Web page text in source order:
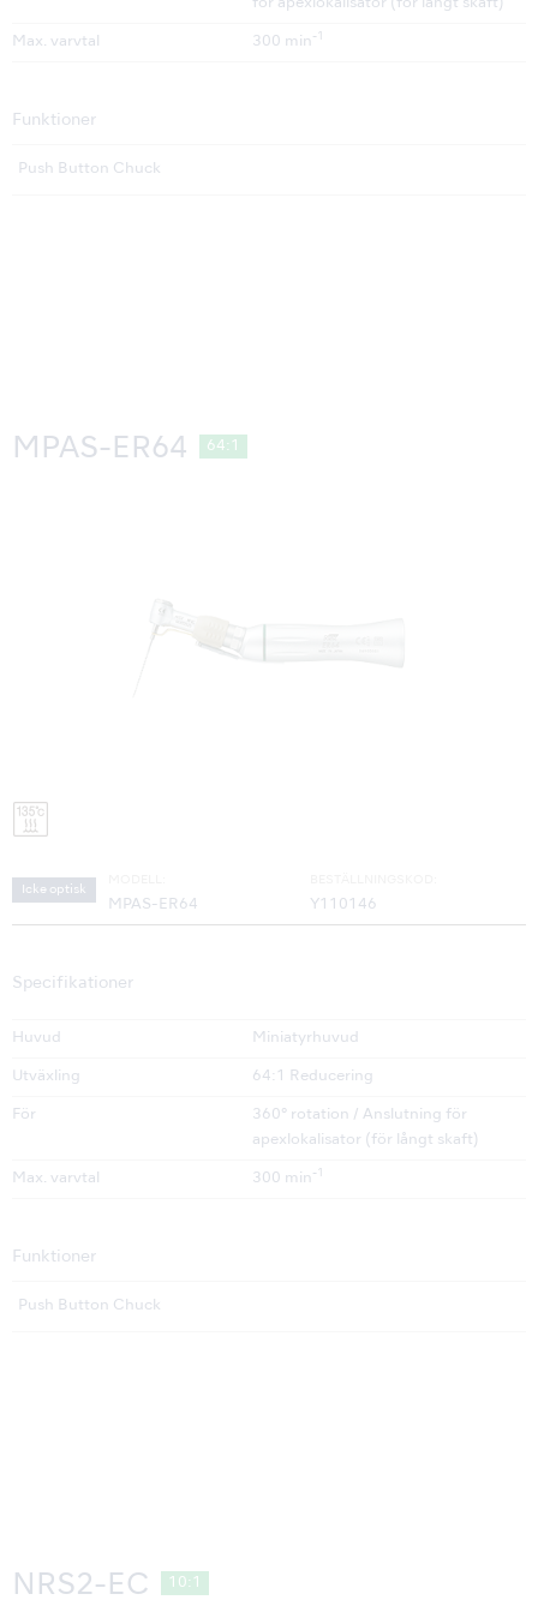
för apexlokalisator (för långt skaft)
Max. varvtal 300 min -1
Funktioner
Push Button Chuck
MPAS-ER64 64:1
Icke optisk
MPAS-ER64 Y110146
Specifikationer
Huvud Miniatyrhuvud
Utväxling 64:1 Reducering
För
360° rotation / Anslutning för
apexlokalisator (för långt skaft)
Max. varvtal 300 min -1
Funktioner
Push Button Chuck
NRS2-EC 10:1